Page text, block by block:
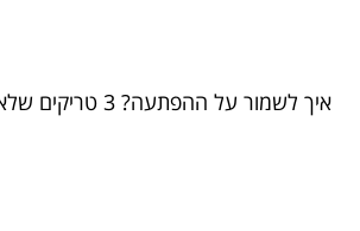
איך לשמור על ההפתעה? 3 טריקים שלא תרצו לפספס